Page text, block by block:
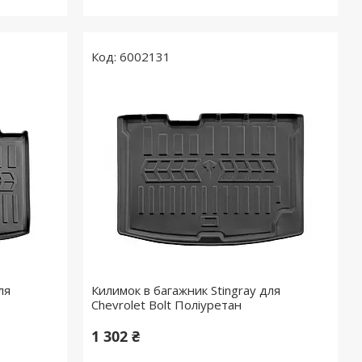
6002131
Килимок в багажник Stingray для
Chevrolet Bolt Поліуретан
1 302 ₴